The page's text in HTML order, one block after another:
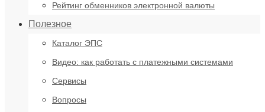
Рейтинг обменников электронной валюты
Полезное
Каталог ЭПС
Видео: как работать с платежными системами
Сервисы
Вопросы